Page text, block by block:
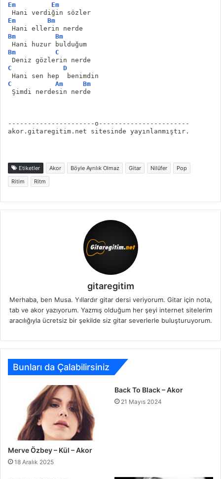
Em
Em
Hani verdiğin sözler
Em
Bm
Hani ellerin nerde
Bm
Bm
Hani huzur bulduğum
Bm
C
Deniz gözlerin nerde
C
D
Hani sen hep  benimdin
C
Am
Bm
Şimdi nerdesin nerde
----------------------o-----------------------
akor.gitaregitim.net sitesinde yayınlanmıştır.
Etiketler Akor Böyle Ayrılık Olmaz Gitar Nilüfer
Pop
Ritim
Ritm
gitaregitim
Merhaba, ben Musa. Yıllardır gitar dersi veriyorum. Gitar için nota,
tab ve akor yazıyorum. Yazmış olduğum her şeyi internet sitelerim
aracılığıyla ücretsiz bir şekilde siz gitar severlerle buluşturuyorum.
Bunları da Çalabilirsiniz
Merve Özbey – Kül – Akor
18 Aralık 2025
Back To Black – Akor
21 Mayıs 2024